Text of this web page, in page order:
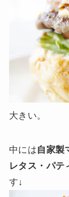
大きい。
中には自家製
レタス・パテ
す↓